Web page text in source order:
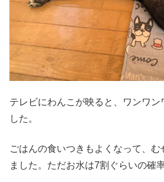
テレビにわんこが映ると、ワンワン
した。
ごはんの食いつきもよくなって、む
ました。ただお水は7割ぐらいの確